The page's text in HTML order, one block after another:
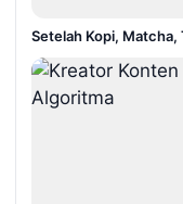
Setelah Kopi, Matcha,